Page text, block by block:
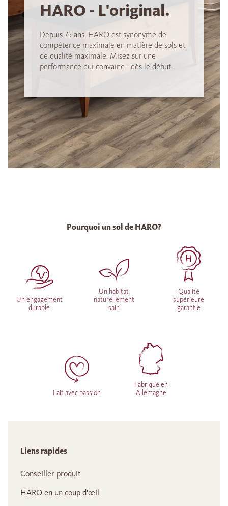
HARO - L'original.
Depuis 75 ans, HARO est synonyme de
compétence maximale en matière de sols et
de qualité maximale. Misez sur une
performance qui convainc - dès le début.
Pourquoi un sol de HARO?
Un engagement
durable
Un habitat
naturellement
sain
Qualité
supérieure
garantie
Fait avec passion
Fabriqué en
Allemagne
Liens rapides
Conseiller produit
HARO en un coup d'œil